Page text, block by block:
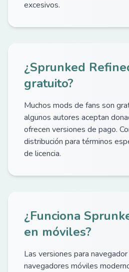
excesivos.
¿Sprunked
gratuito?
Muchos mods de fans son
algunos autores aceptan
ofrecen versiones de pago.
distribución para términos
de licencia.
¿Funciona
en móviles?
Las versiones para
navegadores móviles